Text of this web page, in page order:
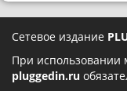
Сетевое издание
При использовании
pluggedin.ru